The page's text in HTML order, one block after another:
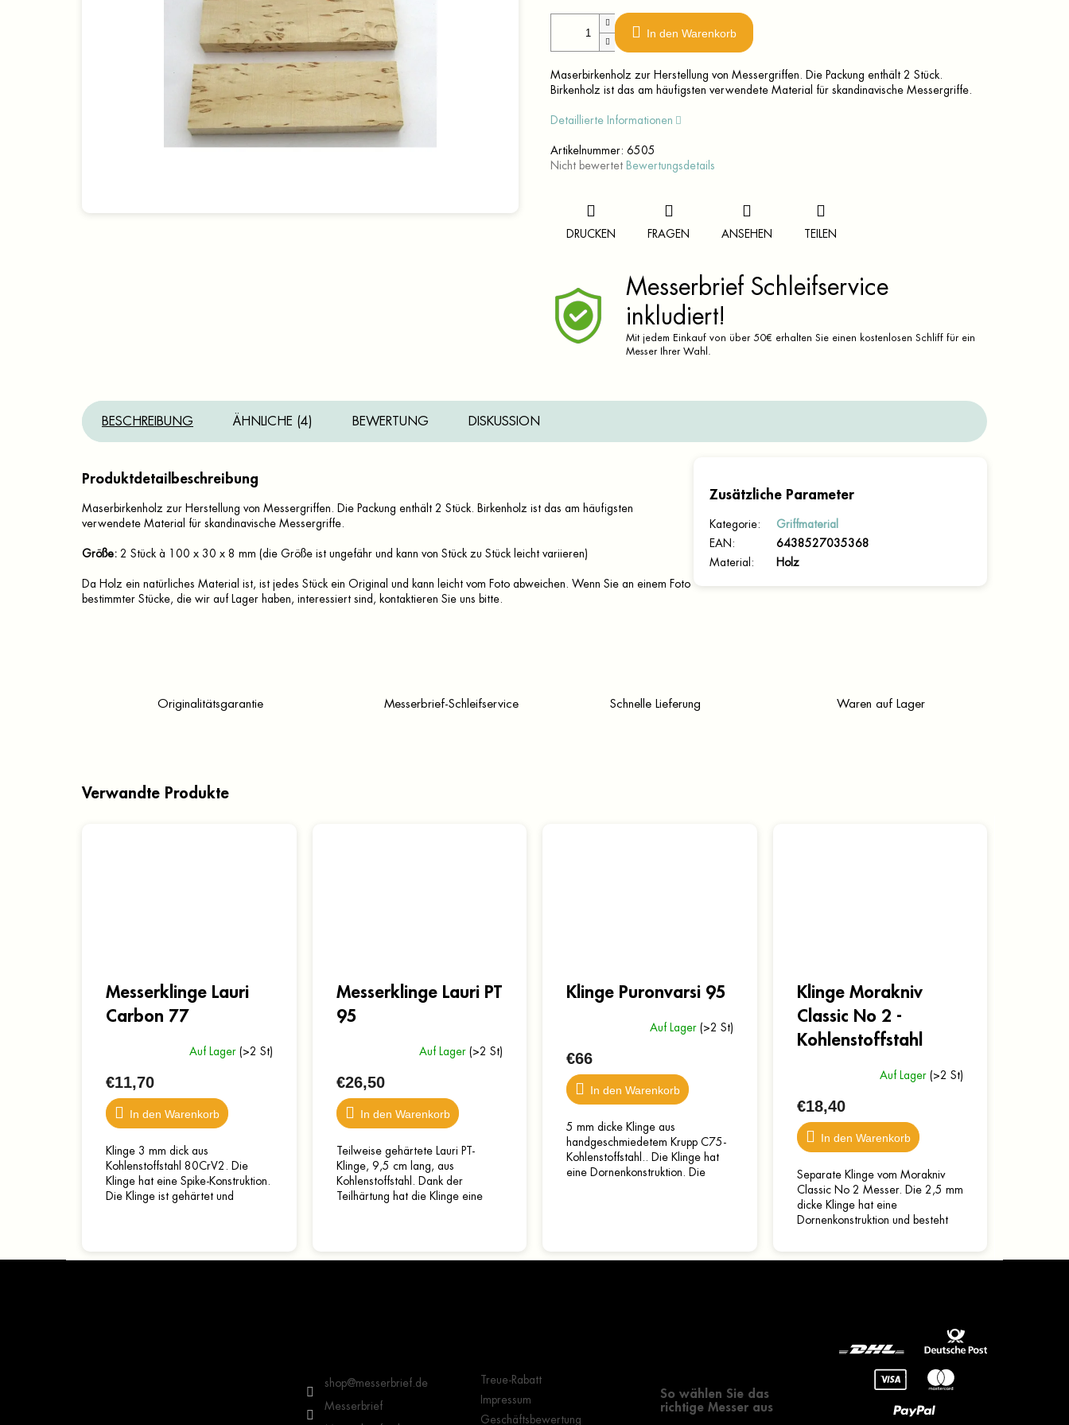
In den Warenkorb
Maserbirkenholz zur Herstellung von Messergriffen. Die Packung enthält 2 Stück.
Birkenholz ist das am häufigsten verwendete Material für skandinavische Messergriffe.
Detaillierte Informationen
Artikelnummer: 6505
Die
Nicht bewertet Bewertungsdetails
DRUCKEN FRAGEN ANSEHEN TEILEN
Messerbrief Schleifservice
inkludiert!
Mit jedem Einkauf von über 50€ erhalten Sie einen kostenlosen Schliff für ein
Messer Ihrer Wahl.
BESCHREIBUNG ÄHNLICHE (4) BEWERTUNG DISKUSSION
Produktdetailbeschreibung
Maserbirkenholz zur Herstellung von Messergriffen. Die Packung enthält 2 Stück. Birkenholz ist das am häufigsten
verwendete Material für skandinavische Messergriffe.
Größe: 2 Stück à 100 x 30 x 8 mm (die Größe ist ungefähr und kann von Stück zu Stück leicht variieren)
Da Holz ein natürliches Material ist, ist jedes Stück ein Original und kann leicht vom Foto abweichen. Wenn Sie an einem Foto
bestimmter Stücke, die wir auf Lager haben, interessiert sind, kontaktieren Sie uns bitte.
Zusätzliche Parameter
Kategorie:
Griffmaterial
EAN :
6438527035368
Material : Holz
Originalitätsgarantie Messerbrief-Schleifservice Schnelle Lieferung Waren auf Lager
Verwandte Produkte
Messerklinge Lauri
Carbon 77
Auf Lager (>2 St)
€11,70
In den Warenkorb
Klinge 3 mm dick aus
Kohlenstoffstahl 80CrV2. Die
Klinge hat eine Spike-Konstruktion.
Die Klinge ist gehärtet und
Messerklinge Lauri PT
95
Auf Lager (>2 St)
€26,50
In den Warenkorb
Teilweise gehärtete Lauri PT-
Klinge, 9,5 cm lang, aus
Kohlenstoffstahl. Dank der
Teilhärtung hat die Klinge eine
Klinge Puronvarsi 95
Auf Lager (>2 St)
€66
In den Warenkorb
5 mm dicke Klinge aus
handgeschmiedetem Krupp C75-
Kohlenstoffstahl.. Die Klinge hat
eine Dornenkonstruktion. Die
Klinge Morakniv
Classic No 2 -
Kohlenstoffstahl
Auf Lager (>2 St)
€18,40
In den Warenkorb
Separate Klinge vom Morakniv
Classic No 2 Messer. Die 2,5 mm
dicke Klinge hat eine
Dornenkonstruktion und besteht
Klinge ist gehärtet und...
shop@messerbrief.de
Messerbrief
Treue-Rabatt
Impressum
Geschäftsbewertung
So wählen Sie das
richtige Messer aus